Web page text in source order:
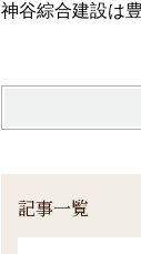
神谷綜合建設は
記事一覧